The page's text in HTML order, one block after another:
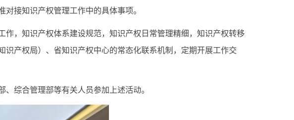
接知识产权管理工作中的具体事项。
，知识产权体系建设规范，知识产权日常管理精细，知识产权转移
产权局）、省知识产权中心的常态化联系机制，定期开展工作交
综合管理部等有关人员参加上述活动。